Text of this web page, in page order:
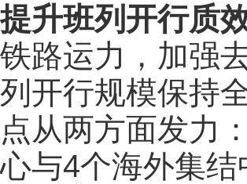
提升班列开行质效
铁路运力，加强
列开行规模保持
点从两方面发力
心与4个海外集